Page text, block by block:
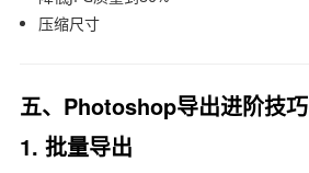
压缩尺寸
五、Photoshop导出进阶技巧
1. 批量导出